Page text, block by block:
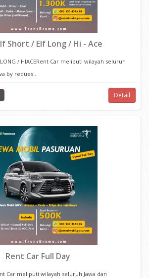
Short / Elf Long / Hi - Ace
LONG / HIACERent Car meliputi wilayah seluruh
by reques...
Detail
Rent Car Full Day
Car meliputi wilayah seluruh Jawa dan